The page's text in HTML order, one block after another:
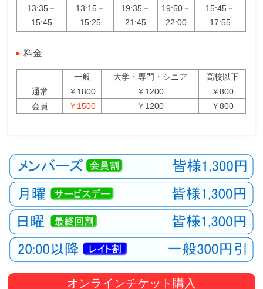
13:35－
15:45
13:15－
15:25
19:35－
21:45
19:50－
22:00
15:45－
17:55
料金
一般 大学・専門・シニア
高校以下
通常
￥1800 ￥1200
￥800
会員
￥1500 ￥1200 ￥800
オンラインチケット購入